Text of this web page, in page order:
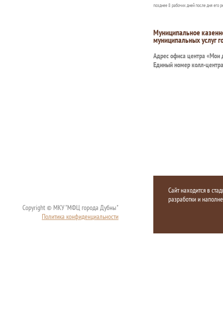
позднее 8 рабочих дней после дня его
Муниципальное
муниципальных услуг
Адрес офиса центра «Мои
Единый номер колл-
Copyright © МКУ "МФЦ города Дубны"
Политика конфиденциальности
Сайт находится в
разработки и